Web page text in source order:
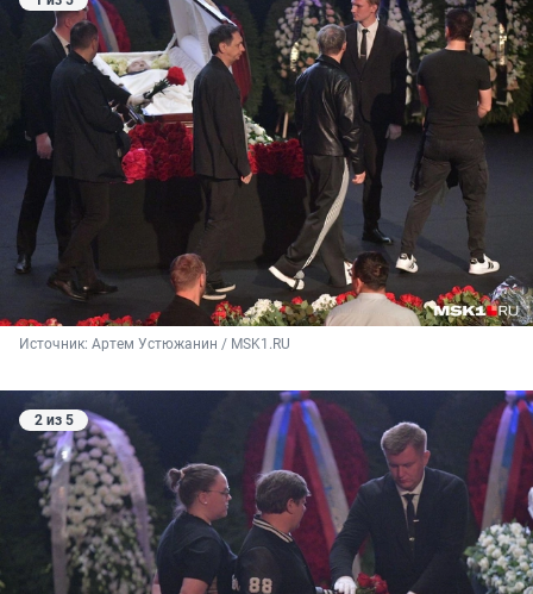
Источник: Артем Устюжанин / MSK1.RU
2 из 5